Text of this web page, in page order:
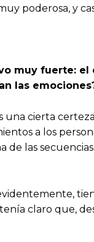
poderosa, y
muy fuerte:
las
una cierta
a los
las
claro que,